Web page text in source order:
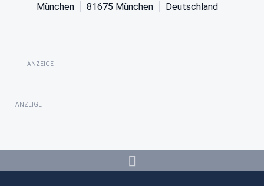
München 81675 München Deutschland
ANZEIGE
ANZEIGE